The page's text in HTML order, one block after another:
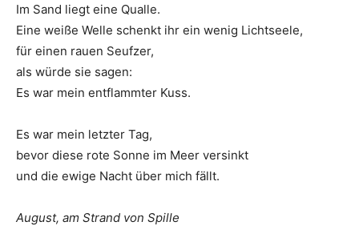
Im Sand liegt eine Qualle.
Eine weiße Welle schenkt ihr ein wenig Lichtseele,
für einen rauen Seufzer,
als würde sie sagen:
Es war mein entflammter Kuss.
Es war mein letzter Tag,
bevor diese rote Sonne im Meer versinkt
und die ewige Nacht über mich fällt.
August, am Strand von Spille